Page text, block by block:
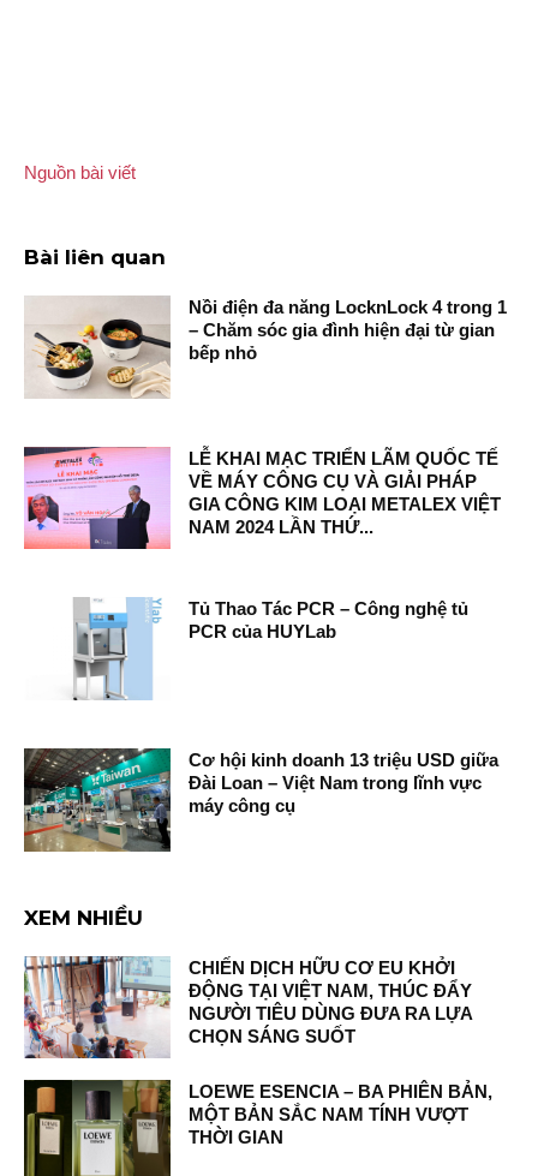
Nguồn bài viết
Bài liên quan
Nồi điện đa năng LocknLock 4 trong 1
– Chăm sóc gia đình hiện đại từ gian
bếp nhỏ
LỄ KHAI MẠC TRIỂN LÃM QUỐC TẾ
VỀ MÁY CÔNG CỤ VÀ GIẢI PHÁP
GIA CÔNG KIM LOẠI METALEX VIỆT
NAM 2024 LẦN THỨ...
Tủ Thao Tác PCR – Công nghệ tủ
PCR của HUYLab
Cơ hội kinh doanh 13 triệu USD giữa
Đài Loan – Việt Nam trong lĩnh vực
máy công cụ
XEM NHIỀU
CHIẾN DỊCH HỮU CƠ EU KHỞI
ĐỘNG TẠI VIỆT NAM, THÚC ĐẨY
NGƯỜI TIÊU DÙNG ĐƯA RA LỰA
CHỌN SÁNG SUỐT
LOEWE ESENCIA – BA PHIÊN BẢN,
MỘT BẢN SẮC NAM TÍNH VƯỢT
THỜI GIAN